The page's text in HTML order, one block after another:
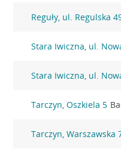
Reguły, ul. Regulska
Stara Iwiczna, ul.
Stara Iwiczna, ul.
Tarczyn, Oszkiela 5
Tarczyn, Warszawska